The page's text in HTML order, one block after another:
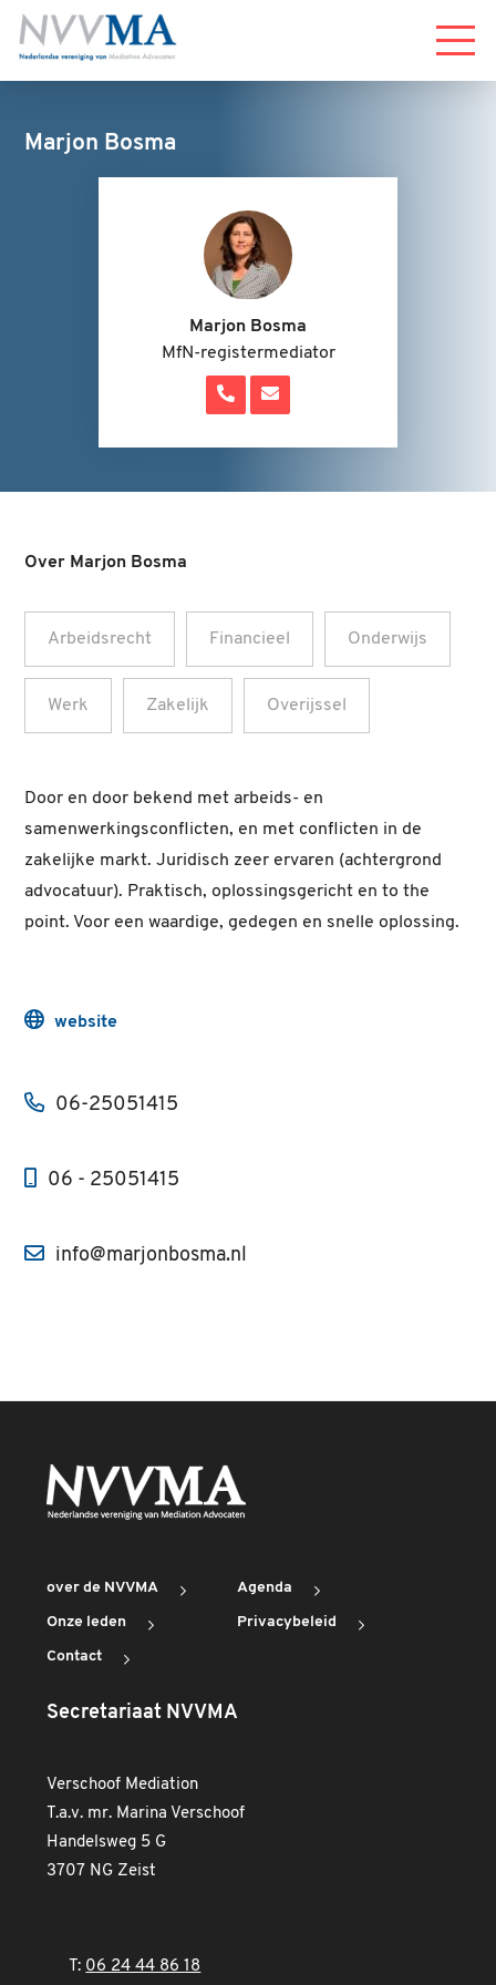
Menu
Marjon Bosma
Marjon Bosma
MfN-registermediator
Over Marjon Bosma
Arbeidsrecht Financieel Onderwijs
Werk Zakelijk Overijssel
Door en door bekend met arbeids- en
samenwerkingsconflicten, en met conflicten in de
zakelijke markt. Juridisch zeer ervaren (achtergrond
advocatuur). Praktisch, oplossingsgericht en to the
point. Voor een waardige, gedegen en snelle oplossing.
website
06-25051415
06 - 25051415
info@marjonbosma.nl
over de NVVMA Agenda
Onze leden Privacybeleid
Contact
Secretariaat NVVMA
Verschoof Mediation
T.a.v. mr. Marina Verschoof
Handelsweg 5 G
3707 NG Zeist
T: 06 24 44 86 18